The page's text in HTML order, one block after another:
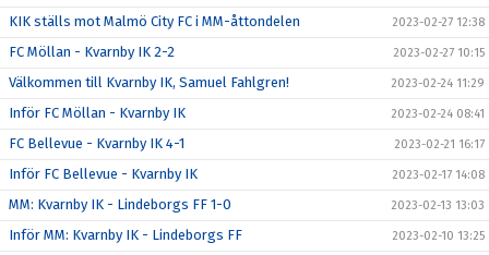
KIK ställs mot Malmö City FC i MM-åttondelen 2023-02-27 12:38
FC Möllan - Kvarnby IK 2-2 2023-02-27 10:15
Välkommen till Kvarnby IK, Samuel Fahlgren! 2023-02-24 11:29
Inför FC Möllan - Kvarnby IK 2023-02-24 08:41
FC Bellevue - Kvarnby IK 4-1 2023-02-21 16:17
Inför FC Bellevue - Kvarnby IK 2023-02-17 14:08
MM: Kvarnby IK - Lindeborgs FF 1-0 2023-02-13 13:03
Inför MM: Kvarnby IK - Lindeborgs FF 2023-02-10 13:25